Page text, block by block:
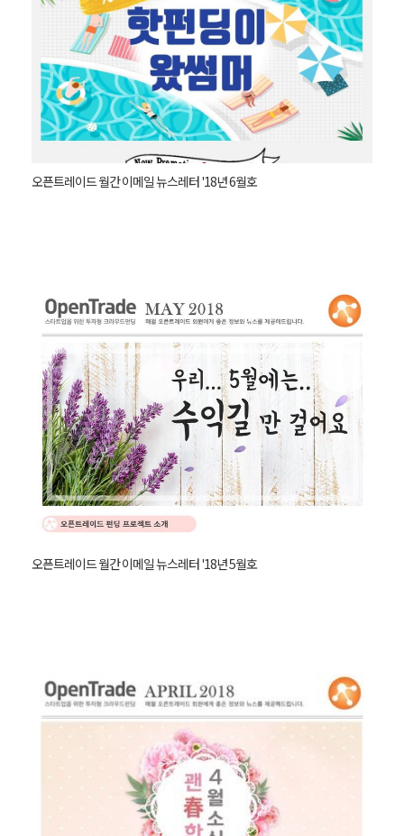
오픈트레이드 월간 이메일 뉴스레터 '18년 6월호
오픈트레이드 월간 이메일 뉴스레터 '18년 5월호